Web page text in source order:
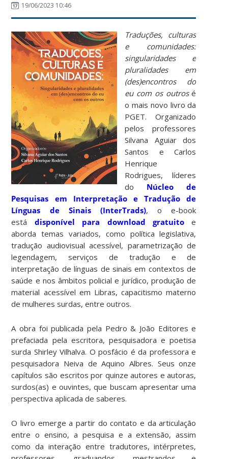
19/06/2023 10:46
Traduções, culturas
e comunidades:
singularidades e
pluralidades em
(des)encontros do
eu com os outrosé
o mais novo livro da
PGET. Organizado
pelos professores
Silvana Aguiar dos
Santos e Carlos
Henrique
Rodrigues, líderes
do Núcleo de
Pesquisas em Interpretação e Tradução de
Línguas de Sinais (InterTrads), o e-book
está disponível para download gratuitoe
aborda temas variados, como política legislativa,
tradução audiovisual acessível, parametrização de
legendagem, serviços de tradução e de
interpretação de línguas de sinais em contextos de
saúde e nos âmbitos policial e jurídico, produção de
material acessível em Libras, capacitismo materno
de mulheres surdas, entre outros.
A obra foi publicada pela Pedro & João Editores e
prefaciada pela escritora, pesquisadora e poetisa
surda Shirley Vilhalva. O posfácio é da professora e
pesquisadora Neiva de Aquino Albres. Seus onze
capítulos são escritos por quinze autores e autoras,
surdos(as) e ouvintes, que buscam apresentar uma
perspectiva aplicada de saberes.
O livro emerge a partir do contato e da articulação
entre o ensino, a pesquisa e a extensão, assim
como da interação entre tradutores, intérpretes,